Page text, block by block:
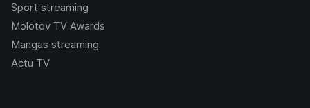
Sport streaming
Molotov TV Awards
Mangas streaming
Actu TV